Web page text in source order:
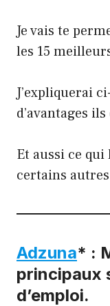
Je vais te
les 15
J’expliquerai
d’avantages
Et aussi ce
certains
Adzuna* :
principaux
d’emploi.